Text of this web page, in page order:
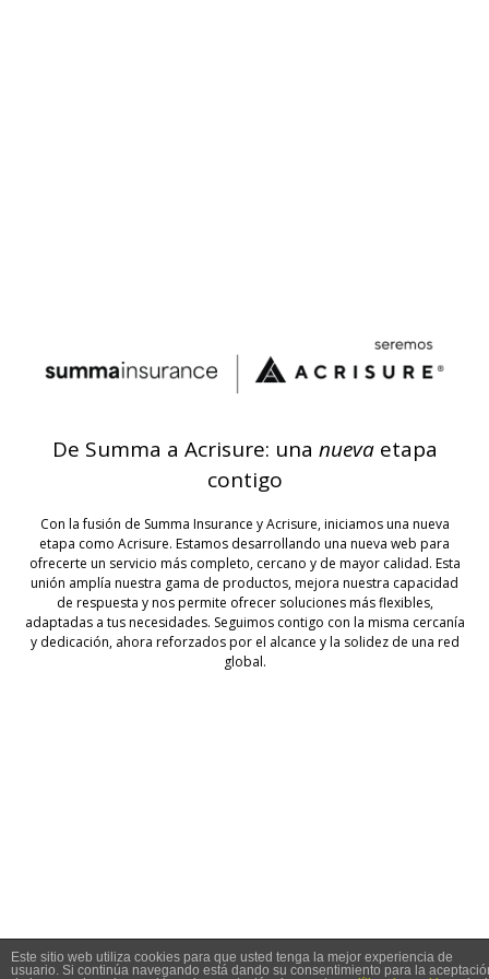
De Summa a Acrisure: una nuevaetapa
contigo
Con la fusión de Summa Insurance y Acrisure, iniciamos una nueva
etapa como Acrisure. Estamos desarrollando una nueva web para
ofrecerte un servicio más completo, cercano y de mayor calidad. Esta
unión amplía nuestra gama de productos, mejora nuestra capacidad
de respuesta y nos permite ofrecer soluciones más flexibles,
adaptadas a tus necesidades. Seguimos contigo con la misma cercanía
y dedicación, ahora reforzados por el alcance y la solidez de una red
global.
© 2026 Summa Seguros
Este sitio web utiliza cookies para que usted tenga la mejor experiencia de
usuario. Si continúa navegando está dando su consentimiento para la